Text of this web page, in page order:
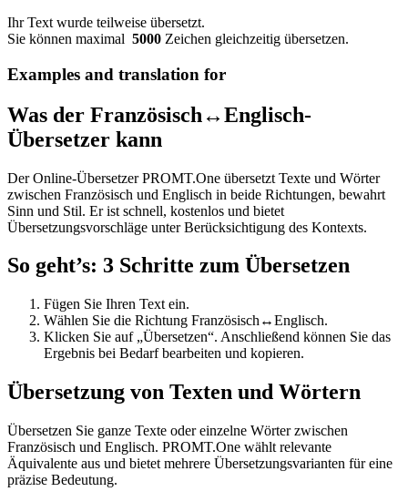
Ihr Text wurde teilweise übersetzt.
Sie können maximal 5000 Zeichen gleichzeitig übersetzen.
Examples and translation for
Was der Französisch↔Englisch-
Übersetzer kann
Der Online-Übersetzer PROMT.One übersetzt Texte und Wörter
zwischen Französisch und Englisch in beide Richtungen, bewahrt
Sinn und Stil. Er ist schnell, kostenlos und bietet
Übersetzungsvorschläge unter Berücksichtigung des Kontexts.
So geht’s: 3 Schritte zum Übersetzen
Fügen Sie Ihren Text ein.
Wählen Sie die Richtung Französisch↔Englisch.
Klicken Sie auf „Übersetzen“. Anschließend können Sie das
Ergebnis bei Bedarf bearbeiten und kopieren.
Übersetzung von Texten und Wörtern
Übersetzen Sie ganze Texte oder einzelne Wörter zwischen
Französisch und Englisch. PROMT.One wählt relevante
Äquivalente aus und bietet mehrere Übersetzungsvarianten für eine
präzise Bedeutung.